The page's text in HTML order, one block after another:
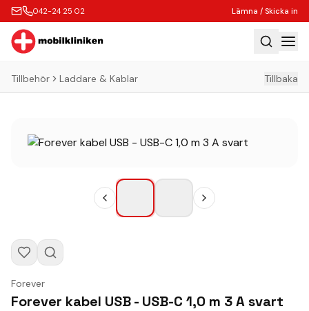
042-24 25 02 Lämna / Skicka in
Hem
Köp
Lämna / Skicka in
Butik
Kontakt
Tillbehör Laddare & Kablar Tillbaka
Forever
Forever kabel USB - USB-C 1,0 m 3 A svart